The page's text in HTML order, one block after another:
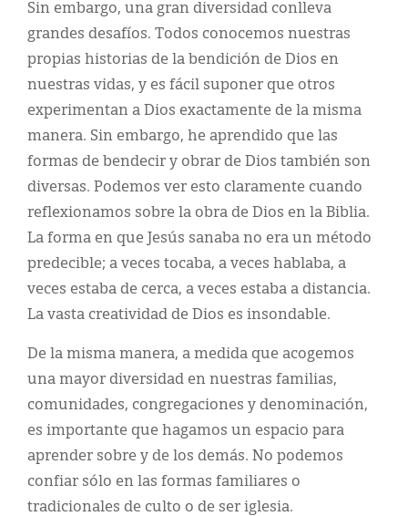
Sin embargo, una gran diversidad conlleva
grandes desafíos. Todos conocemos nuestras
propias historias de la bendición de Dios en
nuestras vidas, y es fácil suponer que otros
experimentan a Dios exactamente de la misma
manera. Sin embargo, he aprendido que las
formas de bendecir y obrar de Dios también son
diversas. Podemos ver esto claramente cuando
reflexionamos sobre la obra de Dios en la Biblia.
La forma en que Jesús sanaba no era un método
predecible; a veces tocaba, a veces hablaba, a
veces estaba de cerca, a veces estaba a distancia.
La vasta creatividad de Dios es insondable.
De la misma manera, a medida que acogemos
una mayor diversidad en nuestras familias,
comunidades, congregaciones y denominación,
es importante que hagamos un espacio para
aprender sobre y de los demás. No podemos
confiar sólo en las formas familiares o
tradicionales de culto o de ser iglesia.